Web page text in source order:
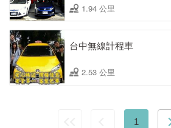
1.94 公里
台中無線計程車
2.53 公里
1